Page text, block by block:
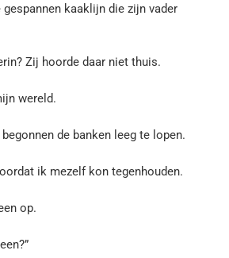
kaaklijn die zijn vader
Zij hoorde daar niet thuis.
wereld.
de banken leeg te lopen.
ik mezelf kon tegenhouden.
op.